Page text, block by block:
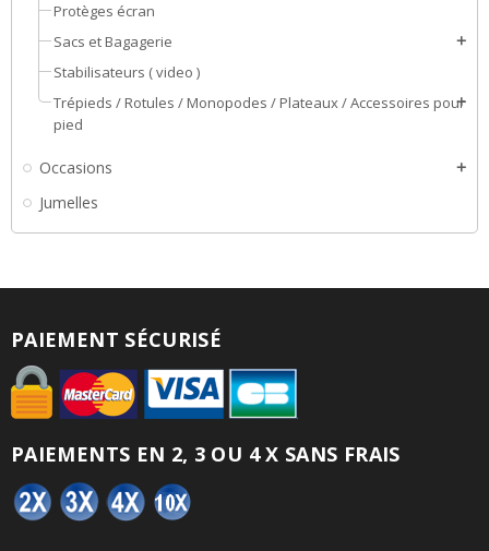
Protèges écran
Sacs et Bagagerie
add
Stabilisateurs ( video )
Trépieds / Rotules / Monopodes / Plateaux / Accessoires pour
pied
add
Occasions add
Jumelles
PAIEMENT SÉCURISÉ
PAIEMENTS EN 2, 3 OU 4 X SANS FRAIS